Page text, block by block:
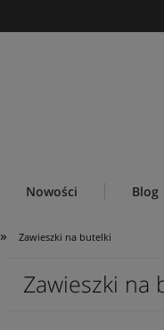
Nowości Blog
» Zawieszki na butelki
Zawieszki na